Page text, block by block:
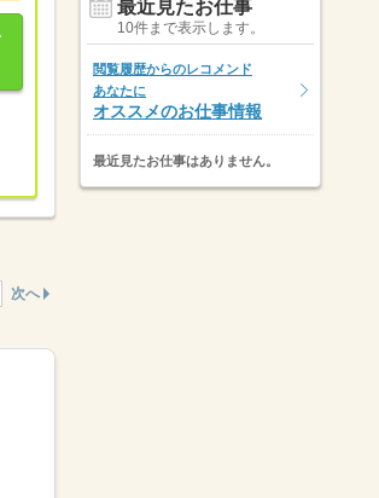
次へ
最近見たお仕事
10件まで表示します。
閲覧履歴からのレコメンド
あなたに
オススメのお仕事情報
最近見たお仕事はありません。